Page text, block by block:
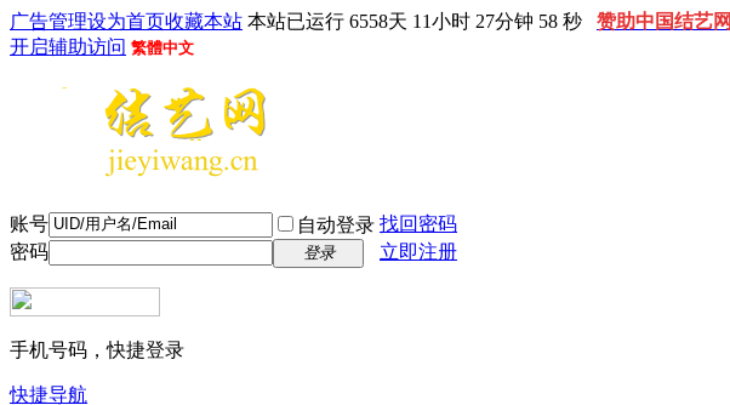
广告管理设为首页收藏本站 本站已运行 6558天 11小时 27分钟 59 秒 赞助中国结艺网
开启辅助访问 繁體中文
账号 自动登录 找回密码
密码
登录 立即注册
手机号码，快捷登录
快捷导航